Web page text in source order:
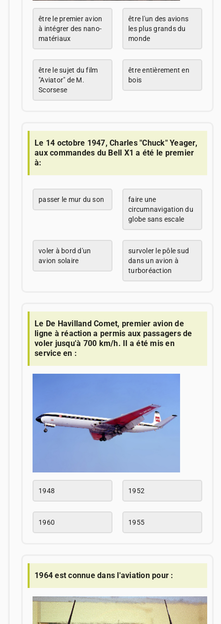
être le premier avion
à intégrer des nano-
matériaux
être l'un des avions
les plus grands du
monde
être le sujet du film
"Aviator" de M.
Scorsese
être entièrement en
bois
Le 14 octobre 1947, Charles "Chuck" Yeager,
aux commandes du Bell X1 a été le premier
à:
passer le mur du son
faire une
circumnavigation du
globe sans escale
voler à bord d'un
avion solaire
survoler le pôle sud
dans un avion à
turboréaction
Le De Havilland Comet, premier avion de
ligne à réaction a permis aux passagers de
voler jusqu'à 700 km/h. Il a été mis en
service en :
1948 1952
1960 1955
1964 est connue dans l'aviation pour :